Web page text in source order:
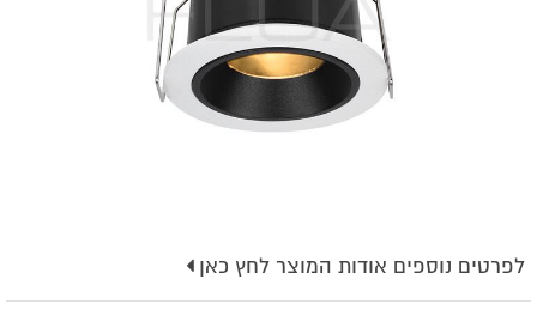
לפרטים נוספים אודות המוצר לחץ כאן